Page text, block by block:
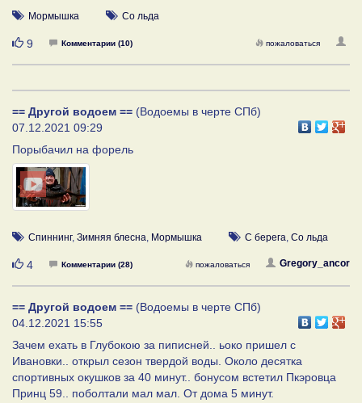
Мормышка Со льда
Нравится
9 Комментарии (10) пожаловаться
== Другой водоем == (Водоемы в черте СПб)
07.12.2021 09:29
Порыбачил на форель
Спиннинг, Зимняя блесна Мормышка С берега Со льда
Нравится
4 Комментарии (28) Gregory_ancor
пожаловаться
== Другой водоем == (Водоемы в черте СПб)
04.12.2021 15:55
Зачем ехать в Глубокою за пиписней.. ьоко пришел с
Ивановки.. открыл сезон твердой воды. Около десятка
спортивных окушков за 40 минут.. бонусом встетил Пкэровца
Принц 59.. поболтали мал мал. От дома 5 минут.